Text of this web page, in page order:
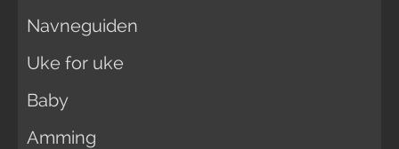
Navneguiden
Uke for uke
Baby
Amming